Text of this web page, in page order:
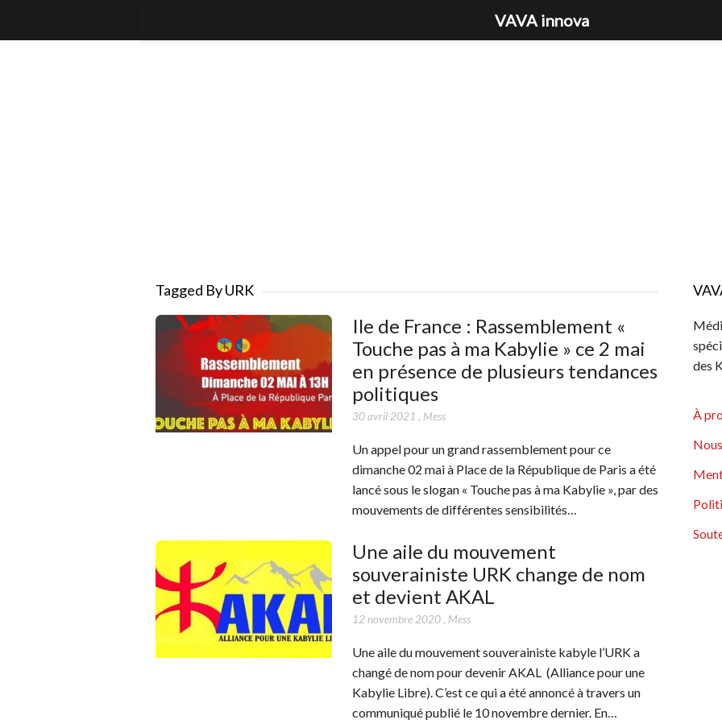
Tagged By URK
Ile de France : Rassemblement «
Touche pas à ma Kabylie » ce 2 mai
en présence de plusieurs tendances
politiques
30 avril 2021 , Mess
Un appel pour un grand rassemblement pour ce
dimanche 02 mai à Place de la République de Paris a été
lancé sous le slogan « Touche pas à ma Kabylie », par des
mouvements de différentes sensibilités…
Une aile du mouvement
souverainiste URK change de nom
et devient AKAL
12 novembre 2020, Mess
Une aile du mouvement souverainiste kabyle l’URK a
changé de nom pour devenir AKAL (Alliance pour une
Kabylie Libre). C’est ce qui a été annoncé à travers un
communiqué publié le 10 novembre dernier. En…
des
À
VAVA innova